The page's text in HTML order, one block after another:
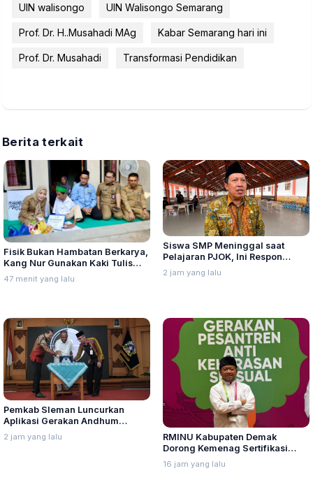
UIN walisongo UIN Walisongo Semarang
Prof. Dr. H..Musahadi MAg Kabar Semarang hari ini
Prof. Dr. Musahadi Transformasi Pendidikan
Berita terkait
Fisik Bukan Hambatan Berkarya,
Kang Nur Gunakan Kaki Tulis
Kaligrafi Arab
47 menit yang lalu
Siswa SMP Meninggal saat
Pelajaran PJOK, Ini Respon
Dindikpora Rembang
2 jam yang lalu
Pemkab Sleman Luncurkan
Aplikasi Gerakan Andhum
Handarbeni Penanganan Anak
Tidak Sekolah Berbasis Early
2 jam yang lalu
RMINU Kabupaten Demak
Dorong Kemenag Sertifikasi
Manajemen Perlindungan Santri
16 jam yang lalu